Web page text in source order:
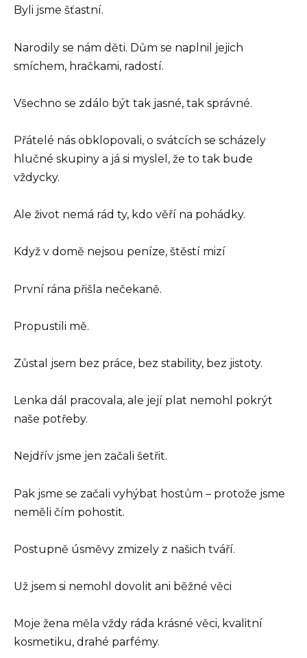
Byli jsme šťastní.
Narodily se nám děti. Dům se naplnil jejich
smíchem, hračkami, radostí.
Všechno se zdálo být tak jasné, tak správné.
Přátelé nás obklopovali, o svátcích se scházely
hlučné skupiny a já si myslel, že to tak bude
vždycky.
Ale život nemá rád ty, kdo věří na pohádky.
Když v domě nejsou peníze, štěstí mizí
První rána přišla nečekaně.
Propustili mě.
Zůstal jsem bez práce, bez stability, bez jistoty.
Lenka dál pracovala, ale její plat nemohl pokrýt
naše potřeby.
Nejdřív jsme jen začali šetřit.
Pak jsme se začali vyhýbat hostům – protože jsme
neměli čím pohostit.
Postupně úsměvy zmizely z našich tváří.
Už jsem si nemohl dovolit ani běžné věci
Moje žena měla vždy ráda krásné věci, kvalitní
kosmetiku, drahé parfémy.